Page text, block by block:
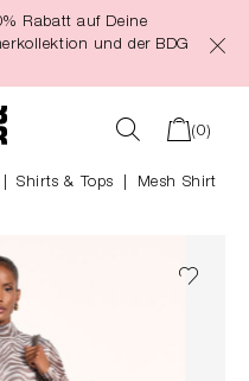
Rabatt auf Deine
und der BDG
(0)
Shirts & Tops Mesh Shirt